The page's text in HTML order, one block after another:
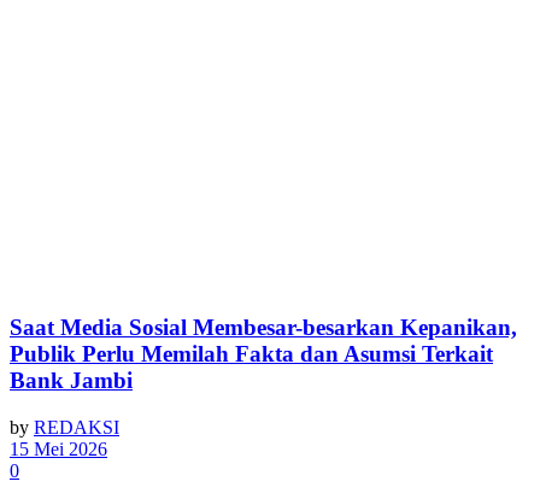
Saat Media Sosial Membesar-besarkan Kepanikan,
Publik Perlu Memilah Fakta dan Asumsi Terkait
Bank Jambi
by REDAKSI
15 Mei 2026
0